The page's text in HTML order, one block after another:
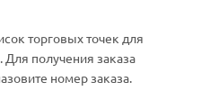
торговых точек для
получения заказа
номер заказа.